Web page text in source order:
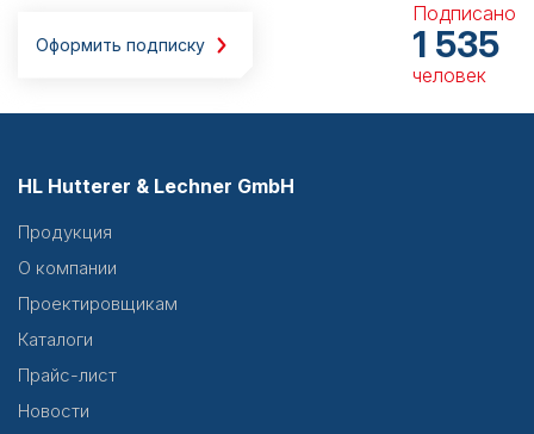
Оформить подписку
Подписано
1 535
человек
HL Hutterer & Lechner GmbH
Продукция
О компании
Проектировщикам
Каталоги
Прайс-лист
Новости